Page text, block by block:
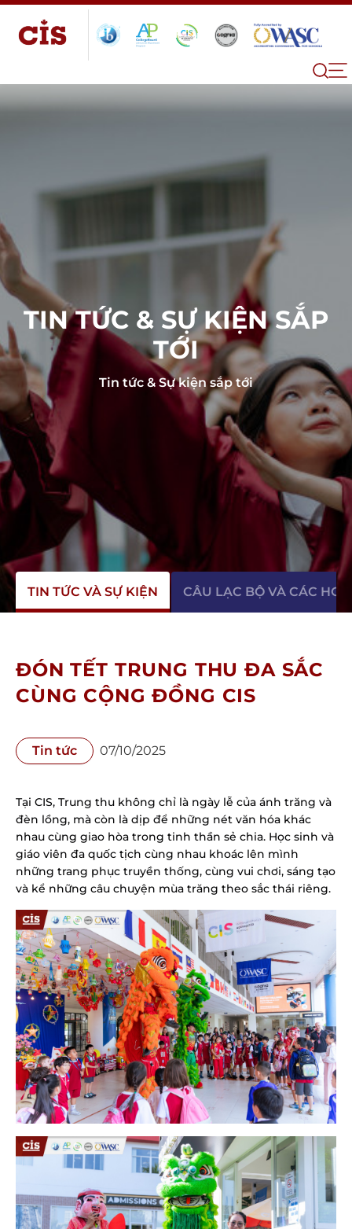
TIN TỨC & SỰ KIỆN SẮP
TỚI
Tin tức & Sự kiện sắp tới
TIN TỨC VÀ SỰ KIỆN CÂU LẠC BỘ VÀ CÁC
ĐÓN TẾT TRUNG THU ĐA SẮC
CÙNG CỘNG ĐỒNG CIS
Tin tức 07/10/2025
Tại CIS, Trung thu không chỉ là ngày lễ của ánh trăng và
đèn lồng, mà còn là dịp để những nét văn hóa khác
nhau cùng giao hòa trong tinh thần sẻ chia. Học sinh và
giáo viên đa quốc tịch cùng nhau khoác lên mình
những trang phục truyền thống, cùng vui chơi, sáng tạo
và kể những câu chuyện mùa trăng theo sắc thái riêng.